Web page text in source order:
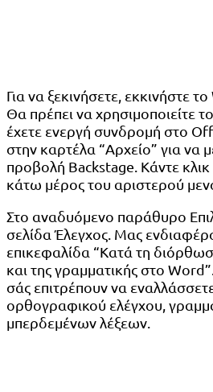
Για να ξεκινήσετε, εκκινήστε
Θα πρέπει να χρησιμοποιείτε
έχετε ενεργή συνδρομή στο
στην καρτέλα “Αρχείο” για να
προβολή Backstage. Κάντε κλικ
κάτω μέρος του αριστερού
Στο αναδυόμενο παράθυρο
σελίδα Έλεγχος. Μας
επικεφαλίδα “Κατά τη
και της γραμματικής στο
σάς επιτρέπουν να
ορθογραφικού ελέγχου,
μπερδεμένων λέξεων.